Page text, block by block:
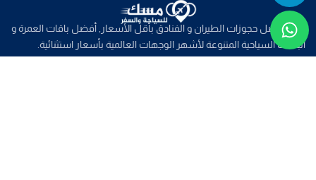
نوفر افضل حجوزات الطيران و الفنادق بأقل الأسعار, أفضل باقات العمرة و
الباقات السياحية المتنوعة لأشهر الوجهات العالمية بأسعار استثنائية.